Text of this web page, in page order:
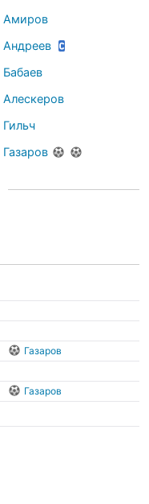
Амиров
Андреев
Бабаев
Алескеров
Гильч
Газаров
Газаров
Газаров